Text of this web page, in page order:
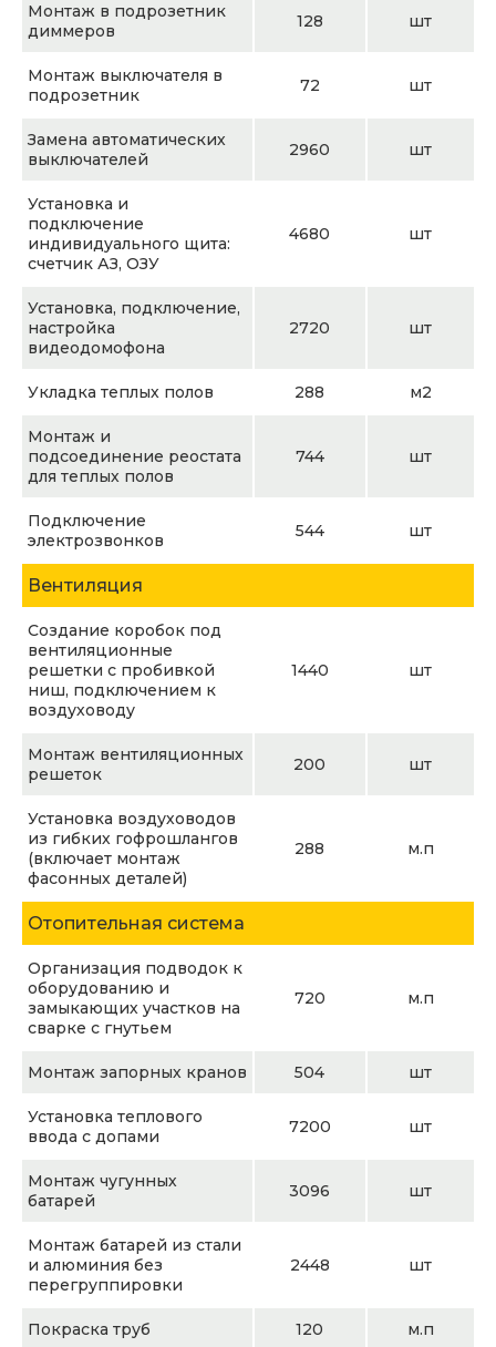
Монтаж в подрозетник
диммеров
128 шт
Монтаж выключателя в
подрозетник
72 шт
Замена автоматических
выключателей
2960 шт
Установка и
подключение
индивидуального щита:
счетчик АЗ, ОЗУ
4680 шт
Установка, подключение,
настройка
видеодомофона
2720 шт
Укладка теплых полов 288 м2
Монтаж и
подсоединение реостата
для теплых полов
744 шт
Подключение
электрозвонков
544 шт
Вентиляция
Создание коробок под
вентиляционные
решетки с пробивкой
ниш, подключением к
воздуховоду
1440 шт
Монтаж вентиляционных
решеток
200 шт
Установка воздуховодов
из гибких гофрошлангов
(включает монтаж
фасонных деталей)
288 м.п
Отопительная система
Организация подводок к
оборудованию и
замыкающих участков на
сварке с гнутьем
720 м.п
Монтаж запорных кранов 504 шт
Установка теплового
ввода с допами
7200 шт
Монтаж чугунных
батарей
3096 шт
Монтаж батарей из стали
и алюминия без
перегруппировки
2448 шт
Покраска труб 120 м.п